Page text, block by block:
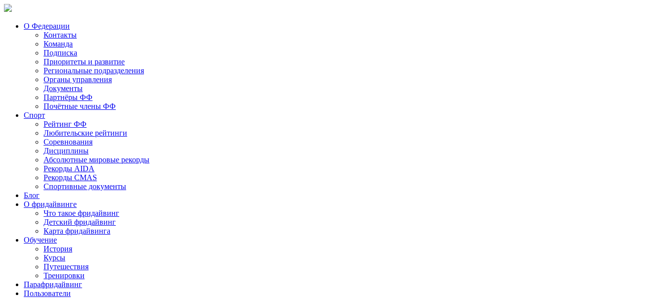
О Федерации
Контакты
Команда
Подписка
Приоритеты и развитие
Региональные подразделения
Органы управления
Документы
Партнёры ФФ
Почётные члены ФФ
Спорт
Рейтинг ФФ
Любительские рейтинги
Соревнования
Дисциплины
Абсолютные мировые рекорды
Рекорды AIDA
Рекорды CMAS
Спортивные документы
Блог
О фридайвинге
Что такое фридайвинг
Детский фридайвинг
Карта фридайвинга
Обучение
История
Курсы
Путешествия
Тренировки
Парафридайвинг
Пользователи